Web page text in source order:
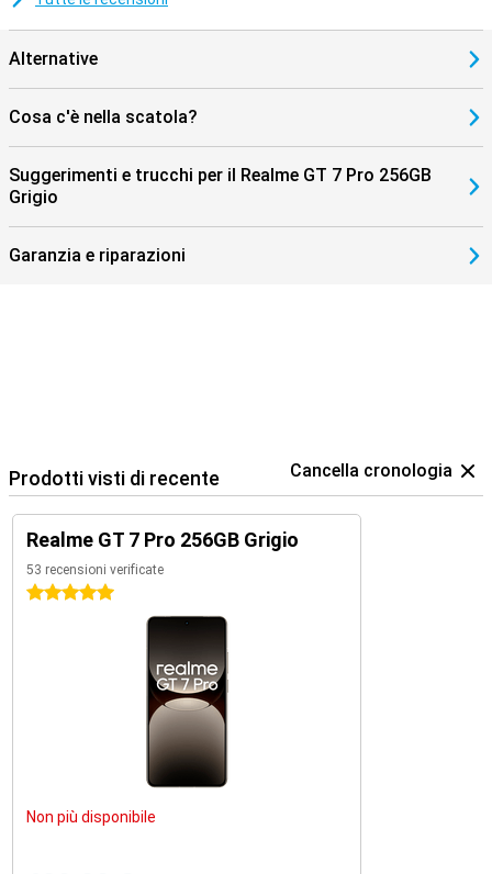
Alternative
Cosa c'è nella scatola?
Suggerimenti e trucchi per il Realme GT 7 Pro 256GB
Grigio
Garanzia e riparazioni
Prodotti visti di recente Cancella cronologia
Realme GT 7 Pro 256GB Grigio
53 recensioni verificate
5 stelle
Non più disponibile